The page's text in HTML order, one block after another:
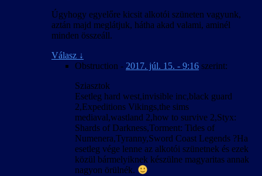
Úgyhogy egyelőre kicsit alkotói szüneten vagyunk,
aztán majd meglátjuk, hátha akad valami, aminél
minden összeáll.
Válasz ↓
Obstruction - 2017. júl. 15. - 9:16 szerint:
Sziasztok
Esetleg hard west,invisible inc,black guard
2,Expeditions Vikings,the sims
mediaval,wastland 2,how to survive 2,Styx:
Shards of Darkness,Torment: Tides of
Numenera,Tyranny,Sword Coast Legends ?Ha
esetleg vége lenne az alkotói szünetnek és ezek
közül bármelyiknek készülne magyaritas annak
nagyon örülnék.